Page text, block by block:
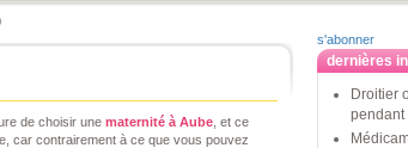
de choisir une maternité à Aube , et ce
car contrairement à ce que vous pouvez
s'abonner
dernières
Droitier
pendant